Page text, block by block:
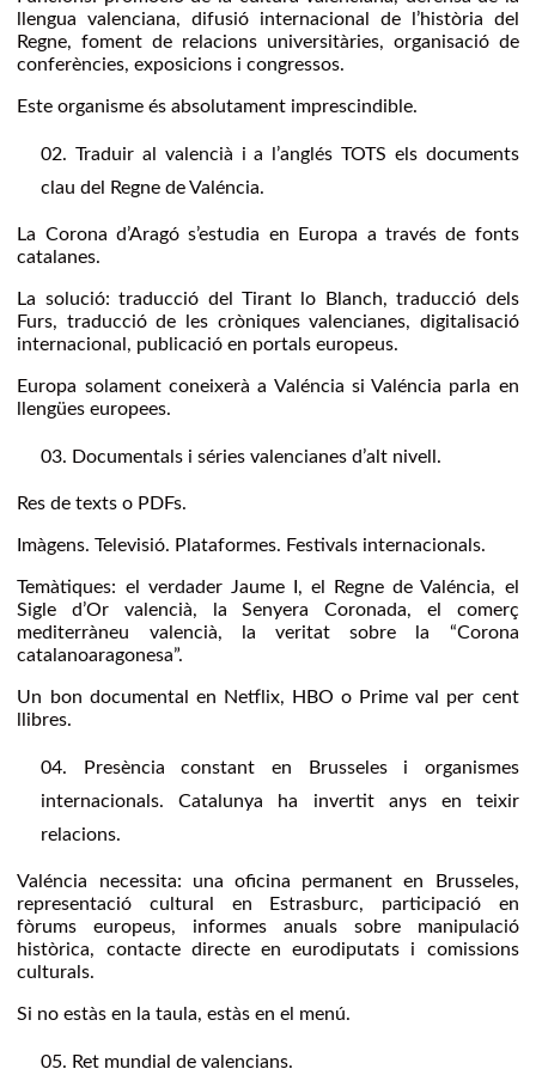
llengua valenciana, difusió internacional de l’història del
Regne, foment de relacions universitàries, organisació de
conferències, exposicions i congressos.
Este organisme és absolutament imprescindible.
Traduir al valencià i a l’anglés TOTS els documents
clau del Regne de Valéncia.
La Corona d’Aragó s’estudia en Europa a través de fonts
catalanes.
La solució: traducció del Tirant lo Blanch, traducció dels
Furs, traducció de les cròniques valencianes, digitalisació
internacional, publicació en portals europeus.
Europa solament coneixerà a Valéncia si Valéncia parla en
llengües europees.
Documentals i séries valencianes d’alt nivell.
Res de texts o PDFs.
Imàgens. Televisió. Plataformes. Festivals internacionals.
Temàtiques: el verdader Jaume I, el Regne de Valéncia, el
Sigle d’Or valencià, la Senyera Coronada, el comerç
mediterràneu valencià, la veritat sobre la “Corona
catalanoaragonesa”.
Un bon documental en Netflix, HBO o Prime val per cent
llibres.
Presència constant en Brusseles i organismes
internacionals. Catalunya ha invertit anys en teixir
relacions.
Valéncia necessita: una oficina permanent en Brusseles,
representació cultural en Estrasburc, participació en
fòrums europeus, informes anuals sobre manipulació
històrica, contacte directe en eurodiputats i comissions
culturals.
Si no estàs en la taula, estàs en el menú.
Ret mundial de valencians.